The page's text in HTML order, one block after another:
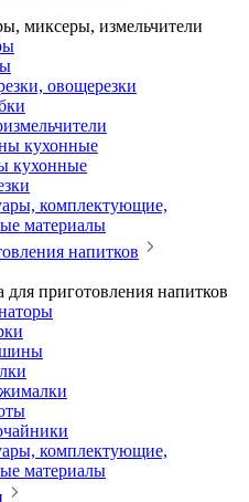
миксеры, измельчители
овощерезки
кухонные
кухонные
комплектующие,
материалы
напитков
для приготовления напитков
комплектующие,
материалы